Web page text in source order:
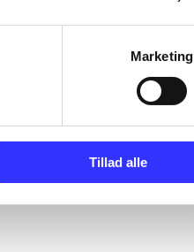
Marketing
Tillad alle